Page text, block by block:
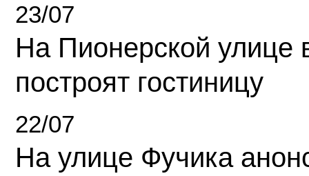
23/07
На Пионерской улице
построят гостиницу
22/07
На улице Фучика